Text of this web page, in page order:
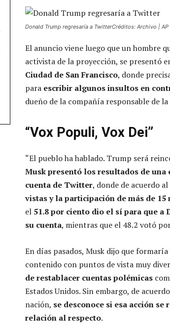
Donald Trump regresaría a TwitterCréditos: Archivo | AP
El anuncio viene luego que un hombre
activista de la proyección, se presentó
Ciudad de San Francisco, donde
para escribir algunos insultos en
dueño de la compañía responsable de
“Vox Populi, Vox Dei”
“El pueblo ha hablado. Trump será
Musk presentó los resultados de una
cuenta de Twitter, donde de acuerdo
vistas y la participación de más de
el 51.8 por ciento dio el sí para que a
su cuenta, mientras que el 48.2 votó
En días pasados, Musk dijo que
contenido con puntos de vista muy
de restablacer cuentas polémicas
Estados Unidos. Sin embargo, de
nación, se desconoce si esa acción
relación al respecto.